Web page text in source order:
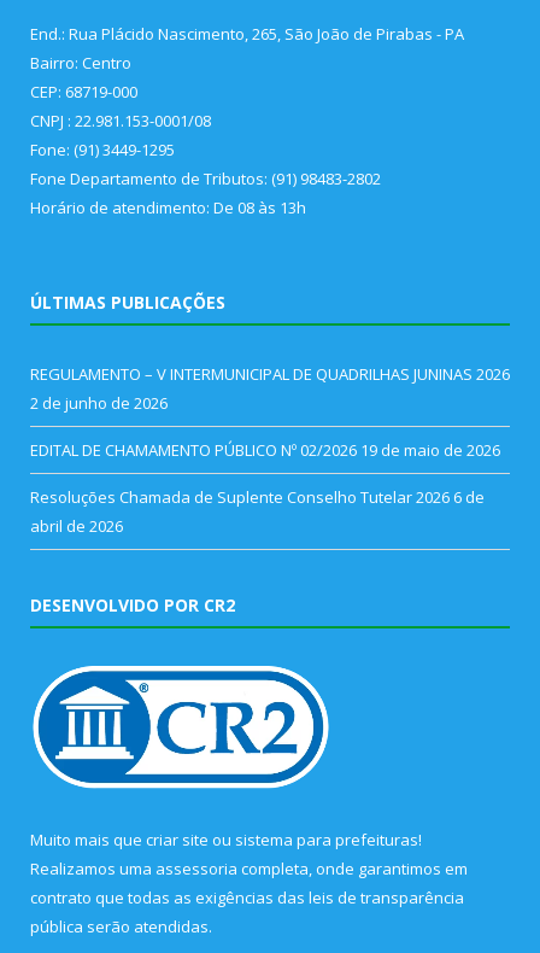
End.: Rua Plácido Nascimento, 265, São João de Pirabas - PA
Bairro: Centro
CEP: 68719-000
CNPJ : 22.981.153-0001/08
Fone: (91) 3449-1295
Fone Departamento de Tributos: (91) 98483-2802
Horário de atendimento: De 08 às 13h
ÚLTIMAS PUBLICAÇÕES
REGULAMENTO – V INTERMUNICIPAL DE QUADRILHAS JUNINAS 2026
2 de junho de 2026
EDITAL DE CHAMAMENTO PÚBLICO Nº 02/2026 19 de maio de 2026
Resoluções Chamada de Suplente Conselho Tutelar 2026 6 de
abril de 2026
DESENVOLVIDO POR CR2
Muito mais que criar site ou sistema para prefeituras!
Realizamos uma assessoria completa, onde garantimos em
contrato que todas as exigências das leis de transparência
pública serão atendidas.